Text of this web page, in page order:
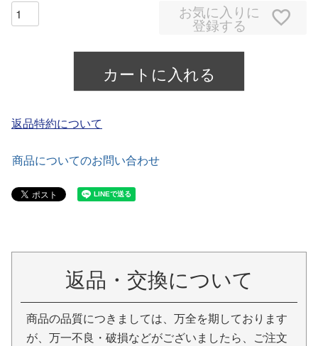
お気に入りに
登録する
カートに入れる
返品特約について
商品についてのお問い合わせ
返品・交換について
商品の品質につきましては、万全を期しております
が、万一不良・破損などがございましたら、ご注文